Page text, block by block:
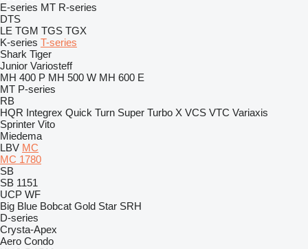
E-series MT R-series
DTS
LE TGM TGS TGX
K-series T-series
Shark Tiger
Junior Variosteff
MH 400 P MH 500 W MH 600 E
MT P-series
RB
HQR Integrex Quick Turn Super Turbo X VCS VTC Variaxis
Sprinter Vito
Miedema
LBV MC
MC 1780
SB
SB 1151
UCP WF
Big Blue Bobcat Gold Star SRH
D-series
Crysta-Apex
Aero Condo